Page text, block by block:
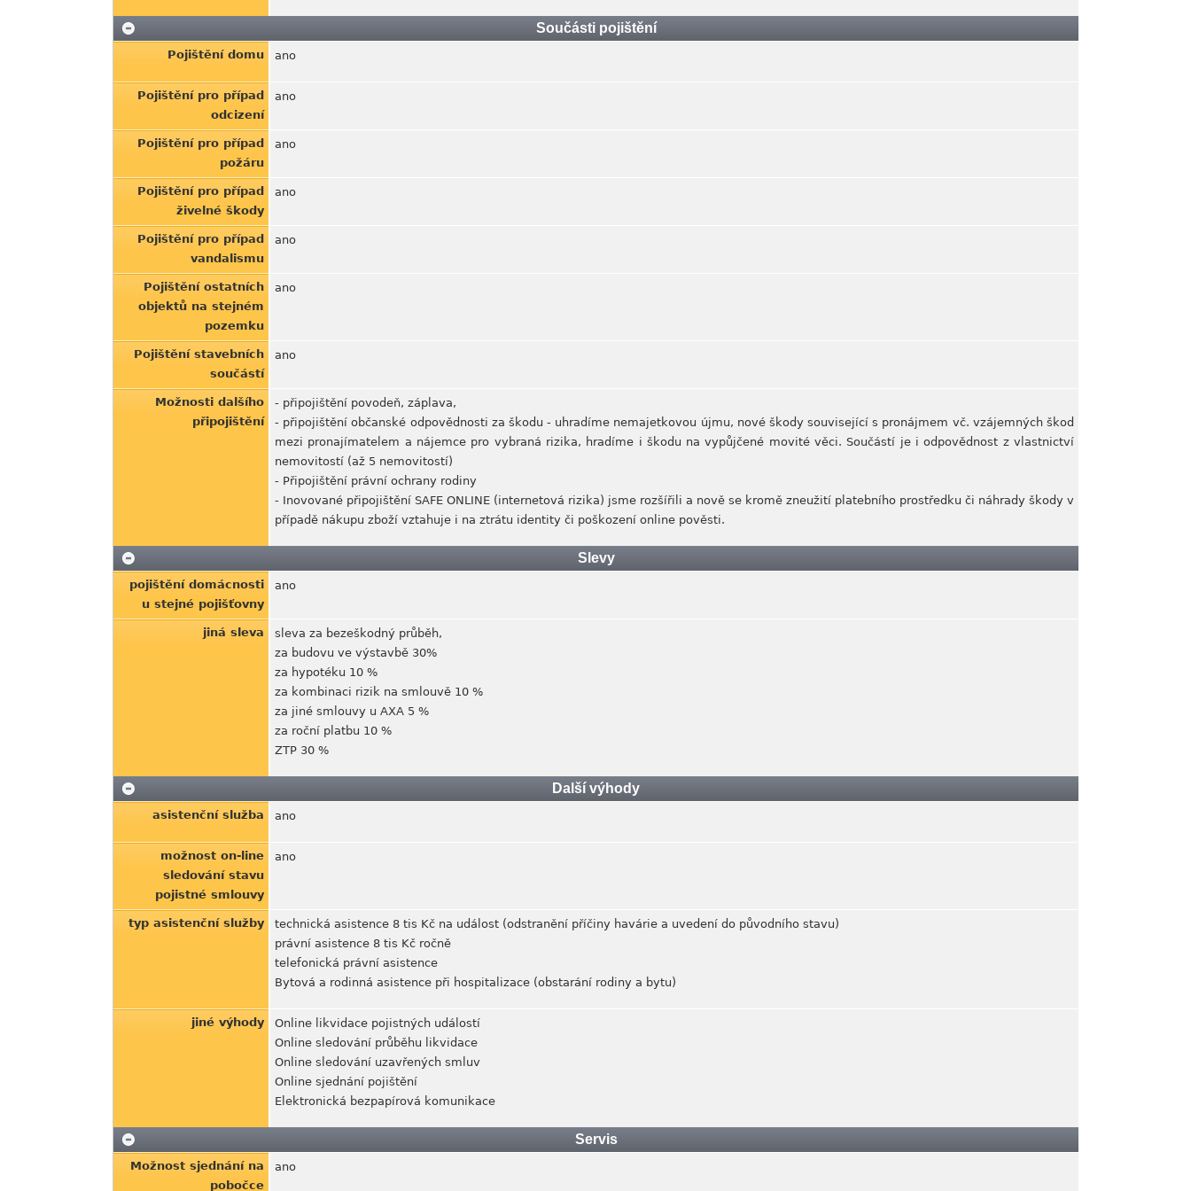
Součásti pojištění
Pojištění domu ano
Pojištění pro případ
odcizení
ano
Pojištění pro případ
požáru
ano
Pojištění pro případ
živelné škody
ano
Pojištění pro případ
vandalismu
ano
Pojištění ostatních
objektů na stejném
pozemku
ano
Pojištění stavebních
součástí
ano
Možnosti dalšího
připojištění
- připojištění povodeň, záplava,
- připojištění občanské odpovědnosti za škodu - uhradíme nemajetkovou újmu, nové škody související s pronájmem vč. vzájemných škod
mezi pronajímatelem a nájemce pro vybraná rizika, hradíme i škodu na vypůjčené movité věci. Součástí je i odpovědnost z vlastnictví
nemovitostí (až 5 nemovitostí)
- Připojištění právní ochrany rodiny
- Inovované připojištění SAFE ONLINE (internetová rizika) jsme rozšířili a nově se kromě zneužití platebního prostředku či náhrady škody v
případě nákupu zboží vztahuje i na ztrátu identity či poškození online pověsti.
Slevy
pojištění domácnosti
u stejné pojišťovny
ano
jiná sleva
sleva za bezeškodný průběh,
za budovu ve výstavbě 30%
za hypotéku 10 %
za kombinaci rizik na smlouvě 10 %
za jiné smlouvy u AXA 5 %
za roční platbu 10 %
ZTP 30 %
Další výhody
asistenční služba ano
možnost on-line
sledování stavu
pojistné smlouvy
ano
typ asistenční služby
technická asistence 8 tis Kč na událost (odstranění příčiny havárie a uvedení do původního stavu)
právní asistence 8 tis Kč ročně
telefonická právní asistence
Bytová a rodinná asistence při hospitalizace (obstarání rodiny a bytu)
jiné výhody
Online likvidace pojistných událostí
Online sledování průběhu likvidace
Online sledování uzavřených smluv
Online sjednání pojištění
Elektronická bezpapírová komunikace
Servis
Možnost sjednání na
pobočce
ano